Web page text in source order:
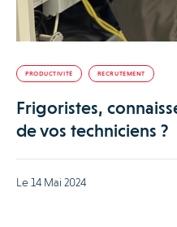
PRODUCTIVITÉ RECRUTEMENT
Frigoristes,
de vos techniciens ?
Le 14 Mai 2024